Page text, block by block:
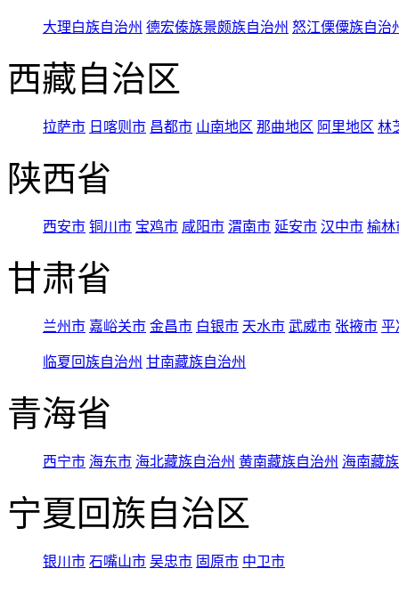
大理白族自治州 德宏傣族景颇族自治州 怒江傈僳族自治
西藏自治区
拉萨市 日喀则市 昌都市 山南地区 那曲地区 阿里地区 林
陕西省
西安市 铜川市 宝鸡市 咸阳市 渭南市 延安市 汉中市 榆林
甘肃省
兰州市 嘉峪关市 金昌市 白银市 天水市 武威市 张掖市 平
临夏回族自治州 甘南藏族自治州
青海省
西宁市 海东市 海北藏族自治州 黄南藏族自治州 海南藏
宁夏回族自治区
银川市 石嘴山市 吴忠市 固原市 中卫市